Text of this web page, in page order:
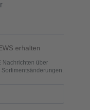
erhalten
Nachrichten über